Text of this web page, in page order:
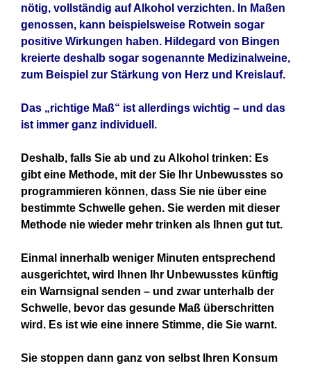
nötig, vollständig auf Alkohol verzichten. In Maßen
genossen, kann beispielsweise Rotwein sogar
positive Wirkungen haben. Hildegard von Bingen
kreierte deshalb sogar sogenannte Medizinalweine,
zum Beispiel zur Stärkung von Herz und Kreislauf.
Das „richtige Maß“ ist allerdings wichtig – und das
ist immer ganz individuell.
Deshalb, falls Sie ab und zu Alkohol trinken: Es
gibt eine Methode, mit der Sie Ihr Unbewusstes so
programmieren können, dass Sie nie über eine
bestimmte Schwelle gehen. Sie werden mit dieser
Methode nie wieder mehr trinken als Ihnen gut tut.
Einmal innerhalb weniger Minuten entsprechend
ausgerichtet, wird Ihnen Ihr Unbewusstes künftig
ein Warnsignal senden – und zwar unterhalb der
Schwelle, bevor das gesunde Maß überschritten
wird. Es ist wie eine innere Stimme, die Sie warnt.
Sie stoppen dann ganz von selbst Ihren Konsum